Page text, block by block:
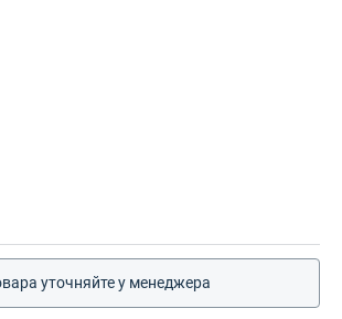
уточняйте у менеджера